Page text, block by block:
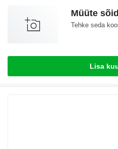
Müüte
Tehke seda
Lisa